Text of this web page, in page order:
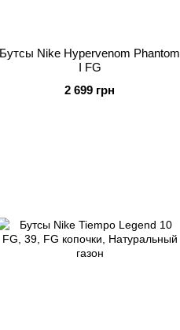
Бутсы Nike Hypervenom Phantom
I FG
2 699 грн